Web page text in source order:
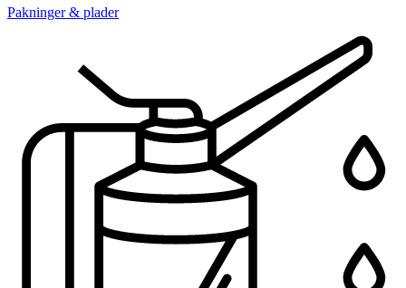
Pakninger & plader